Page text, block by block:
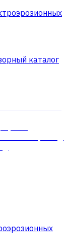
каталог